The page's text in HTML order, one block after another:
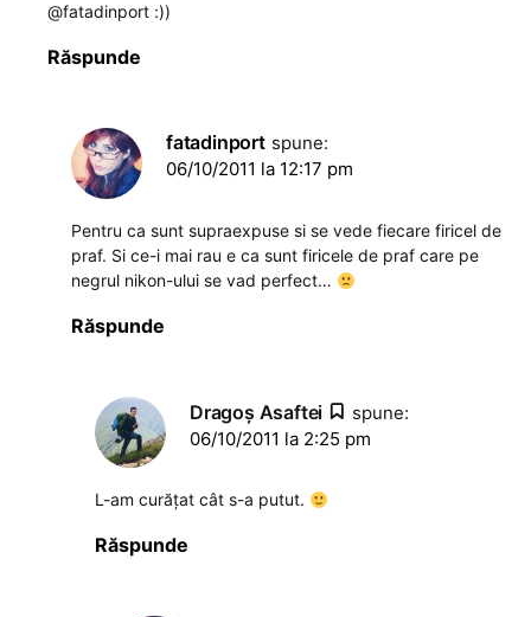
@fatadinport :))
Răspunde
fatadinport spune:
06/10/2011 la 12:17 pm
Pentru ca sunt supraexpuse si se vede fiecare firicel de
praf. Si ce-i mai rau e ca sunt firicele de praf care pe
negrul nikon-ului se vad perfect…
Răspunde
Dragoş Asaftei
spune:
06/10/2011 la 2:25 pm
L-am curățat cât s-a putut.
Răspunde